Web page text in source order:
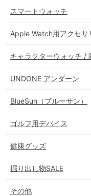
スマートウォッチ
Apple Watch用アクセサ
キャラクターウォッチ /
UNDONE アンダーン
BlueSun（ブルーサン）
ゴルフ用デバイス
健康グッズ
掘り出し物SALE
その他